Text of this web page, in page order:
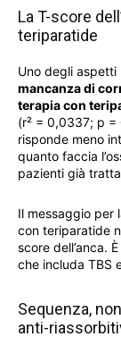
La T-score
teriparatide
Uno degli aspetti
mancanza di
terapia con
(r² = 0,0337; p =
risponde meno
quanto faccia
pazienti già
Il messaggio per
con teriparatide
score dell’anca.
che includa TBS
Sequenza,
anti-